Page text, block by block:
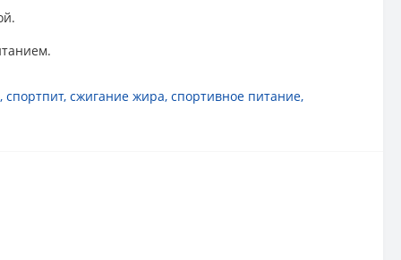
, спортпит, сжигание жира, спортивное питание,